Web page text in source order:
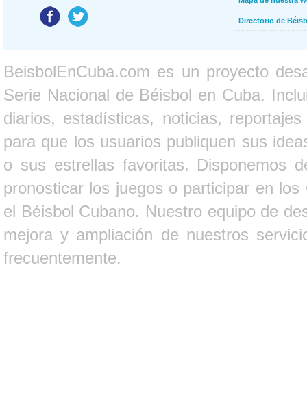
Directorio de
BeisbolEnCuba.com es un proyecto
Serie Nacional de Béisbol en Cuba.
diarios, estadísticas, noticias,
para que los usuarios publiquen sus
o sus estrellas favoritas. Disponemos
pronosticar los juegos o participar en
el Béisbol Cubano. Nuestro equipo de
mejora y ampliación de nuestros
frecuentemente.